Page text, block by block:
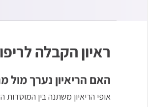
ראיון הקבלה
האם הריאיון נערך מול
אופי הריאיון משתנה בין המוסדות